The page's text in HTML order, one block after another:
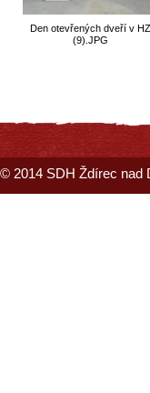
Den otevřených dveří v HZ
(9).JPG
© 2014 SDH Ždírec nad